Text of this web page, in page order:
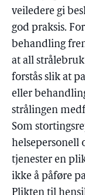
veiledere gi
god praksis.
behandling
at all
forstås slik at
eller
strålingen
Som
helsepersonell
tjenester en
ikke å påføre